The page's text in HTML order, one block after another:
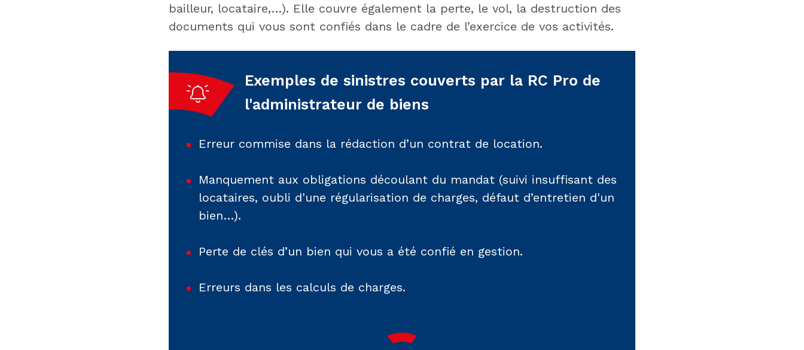
bailleur, locataire,…). Elle couvre également la perte, le vol, la destruction des
documents qui vous sont confiés dans le cadre de l’exercice de vos activités.
Exemples de sinistres couverts par la RC Pro de
l'administrateur de biens
Erreur commise dans la rédaction d’un contrat de location.
Manquement aux obligations découlant du mandat (suivi insuffisant des
locataires, oubli d'une régularisation de charges, défaut d’entretien d'un
bien…).
Perte de clés d’un bien qui vous a été confié en gestion.
Erreurs dans les calculs de charges.